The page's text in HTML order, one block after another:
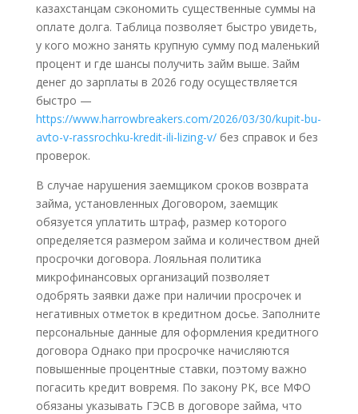
казахстанцам сэкономить существенные суммы на
оплате долга. Таблица позволяет быстро увидеть,
у кого можно занять крупную сумму под маленький
процент и где шансы получить займ выше. Займ
денег до зарплаты в 2026 году осуществляется
быстро —
https://www.harrowbreakers.com/2026/03/30/kupit-bu-
avto-v-rassrochku-kredit-ili-lizing-v/без справок и без
проверок.
В случае нарушения заемщиком сроков возврата
займа, установленных Договором, заемщик
обязуется уплатить штраф, размер которого
определяется размером займа и количеством дней
просрочки договора. Лояльная политика
микрофинансовых организаций позволяет
одобрять заявки даже при наличии просрочек и
негативных отметок в кредитном досье. Заполните
персональные данные для оформления кредитного
договора Однако при просрочке начисляются
повышенные процентные ставки, поэтому важно
погасить кредит вовремя. По закону РК, все МФО
обязаны указывать ГЭСВ в договоре займа, что